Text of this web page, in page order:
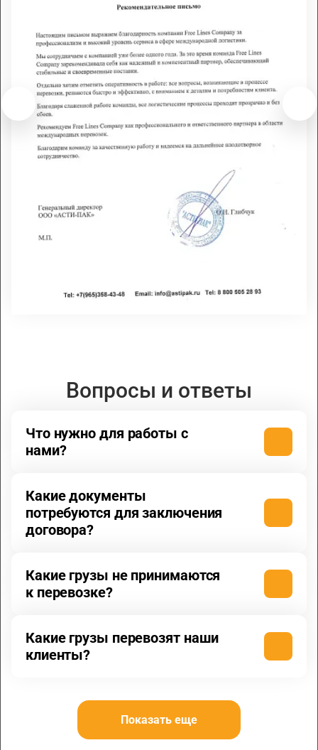
Вопросы и ответы
Что нужно для работы с
нами?
Какие документы
потребуются для заключения
договора?
Какие грузы не принимаются
к перевозке?
Какие грузы перевозят наши
клиенты?
Показать еще